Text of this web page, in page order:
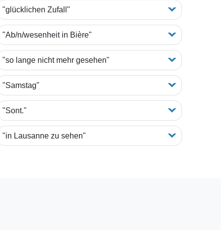
"glücklichen Zufall"
"Ab/n/wesenheit in Bière"
"so lange nicht mehr gesehen"
"Samstag"
"Sont."
"in Lausanne zu sehen"